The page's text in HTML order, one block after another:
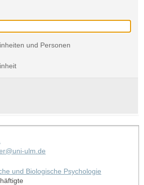
und Personen
ulm.de
und Biologische Psychologie